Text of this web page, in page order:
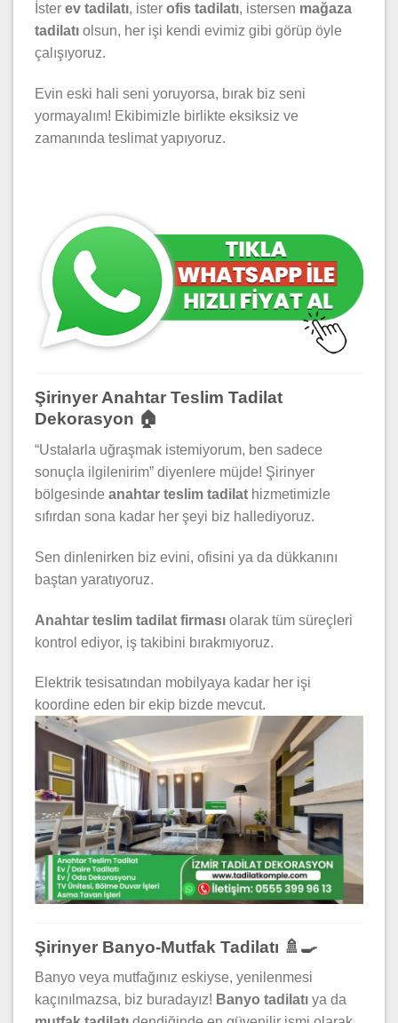
İster ev tadilatı, ister ofis tadilatı, istersen mağaza
tadilatı olsun, her işi kendi evimiz gibi görüp öyle
çalışıyoruz.
Evin eski hali seni yoruyorsa, bırak biz seni
yormayalım! Ekibimizle birlikte eksiksiz ve
zamanında teslimat yapıyoruz.
Şirinyer Anahtar Teslim Tadilat
Dekorasyon 🏠
“Ustalarla uğraşmak istemiyorum, ben sadece
sonuçla ilgilenirim” diyenlere müjde! Şirinyer
bölgesinde anahtar teslim tadilat hizmetimizle
sıfırdan sona kadar her şeyi biz hallediyoruz.
Sen dinlenirken biz evini, ofisini ya da dükkanını
baştan yaratıyoruz.
Anahtar teslim tadilat firması olarak tüm süreçleri
kontrol ediyor, iş takibini bırakmıyoruz.
Elektrik tesisatından mobilyaya kadar her işi
koordine eden bir ekip bizde mevcut.
Şirinyer Banyo-Mutfak Tadilatı 🚿🍳
Banyo veya mutfağınız eskiyse, yenilenmesi
kaçınılmazsa, biz buradayız! Banyo tadilatı ya da